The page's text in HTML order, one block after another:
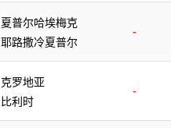
夏普尔哈埃梅克
-
耶路撒冷夏普尔
克罗地亚
-
比利时